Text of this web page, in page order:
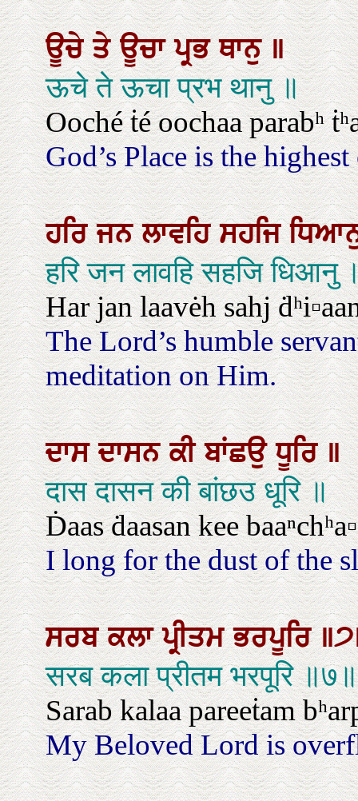
ਊਚੇਤੇਊਚਾਪ੍ਰਭਥਾਨੁ॥
ऊचे ते ऊचा प्रभ थानु ॥
Ooché ṫé oochaa parabʰ
God’s Place is the
ਹਰਿਜਨਲਾਵਹਿਸਹਜਿ
हरि जन लावहि सहजि धिआनु
Har jan laavėh sahj
The Lord’s humble
meditation on Him.
ਦਾਸਦਾਸਨਕੀਬਾਂਛਉਧੂਰਿ॥
दास दासन की बांछउ धूरि ॥
Ḋaas ḋaasan kee
I long for the dust of the
ਸਰਬਕਲਾਪ੍ਰੀਤਮਭਰਪੂਰਿ
सरब कला प्रीतम भरपूरि ॥७॥
Sarab kalaa pareeṫam
My Beloved Lord is